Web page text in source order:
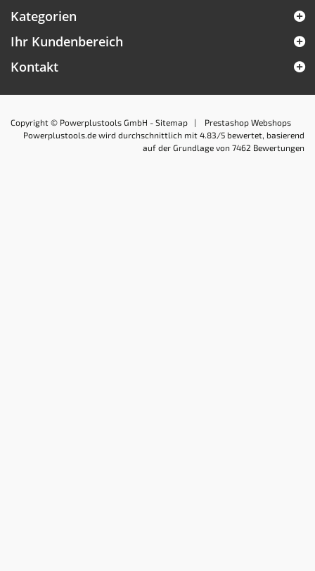
Kategorien
Ihr Kundenbereich
Kontakt
Copyright © Powerplustools GmbH - Sitemap | Prestashop Webshops
Powerplustools.de wird durchschnittlich mit 4.83 /5 bewertet, basierend
auf der Grundlage von 7462 Bewertungen